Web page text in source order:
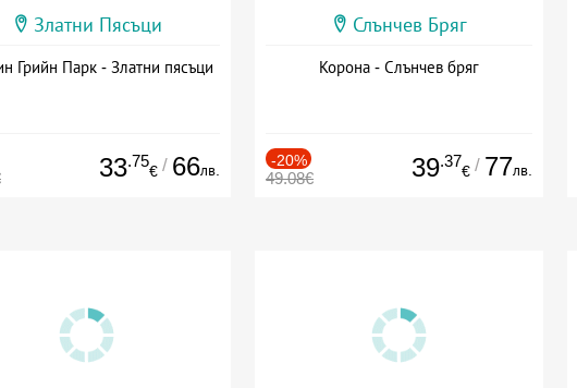
Златни Пясъци
Грийн Парк - Златни пясъци
33.75
€ / 66лв.
Слънчев Бряг
Корона - Слънчев бряг
-20%
49.08€ 39.37
€ / 77лв.